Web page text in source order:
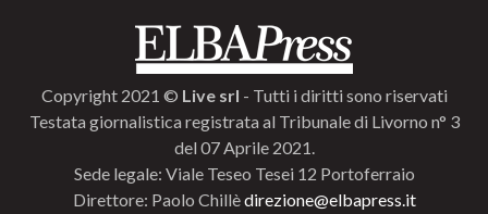
Copyright 2021 © Live srl - Tutti i diritti sono riservati
Testata giornalistica registrata al Tribunale di Livorno n° 3
del 07 Aprile 2021.
Sede legale: Viale Teseo Tesei 12 Portoferraio
Direttore: Paolo Chillèdirezione@elbapress.it